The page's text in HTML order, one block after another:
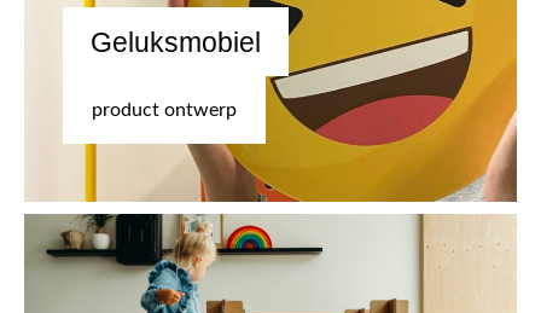
Geluksmobiel
product ontwerp